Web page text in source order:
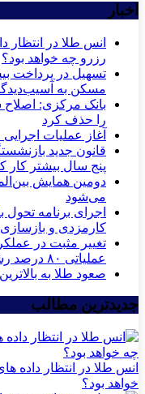
اخبار
انس طلا در انتظار
رزرو چه خواهد بود؟
مسکن به
بانک مرکزی:
را حذف کرد
آغاز عملیات اجرایی
پنج سال بیشتر کار
دومین همایش
می‌شود
اجرای برنامه تحول
کارمزدی و
تغییر مثبت در
عملیاتی ۸۰ درصد رشد کرد
صعود طلا به بالاترین قیمت ۷
جدیدترین مطالب
انس طلا در انتظار داده
خواهد بود؟